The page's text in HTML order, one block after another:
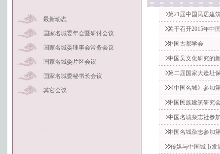
最新动态
国家名城委年会暨研讨会议
国家名城委理事会常务会议
国家名城委片区会议
国家名城委秘书长会议
其它会议
第21届中国民居建
关于召开2015年中
中国古都学会
中国吴文化研究的
第二届国家大遗址
《中国名城》参加
中国民族建筑研究
中国名城杂志社参
中国名城杂志参加
“传媒与中国城市发